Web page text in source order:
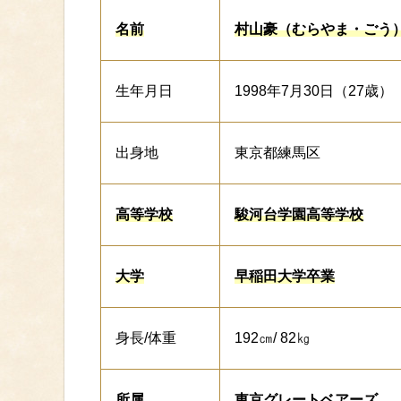
名前 村山豪（むらやま・ごう
生年月日 1998年7月30日（27歳）
出身地 東京都練馬区
高等学校 駿河台学園高等学校
大学 早稲田大学卒業
身長/体重 192㎝/ 82㎏